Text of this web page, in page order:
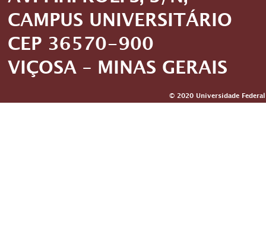
CAMPUS UNIVERSITÁRIO
CEP 36570-900
VIÇOSA – MINAS GERAIS
© 2020 Universidade